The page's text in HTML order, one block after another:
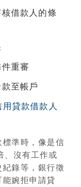
借款人的條
重審
至帳戶
用貸款借款人
準時，像是信
、沒有工作或
錄等，銀行徵
婉拒申請貸